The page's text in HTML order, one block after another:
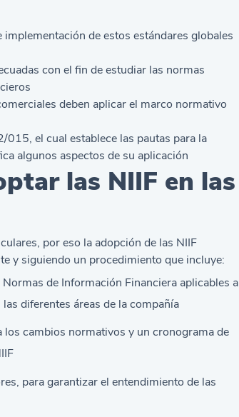
de estos estándares globales
con el fin de estudiar las normas
deben aplicar el marco normativo
el cual establece las pautas para la
algunos aspectos de su aplicación
las NIIF en las
por eso la adopción de las NIIF
y siguiendo un procedimiento que incluye:
de Información Financiera aplicables a
diferentes áreas de la compañía
los cambios normativos y un cronograma de
para garantizar el entendimiento de las